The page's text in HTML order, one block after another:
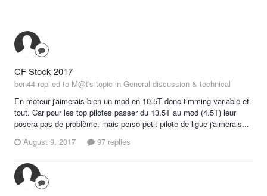
CF Stock 2017
ben44 replied to M@t's topic in General discussion & technical
En moteur j'aimerais bien un mod en 10.5T donc timming variable et
tout. Car pour les top pilotes passer du 13.5T au mod (4.5T) leur
posera pas de problème, mais perso petit pilote de ligue j'aimerais...
August 9, 2017
97 replies